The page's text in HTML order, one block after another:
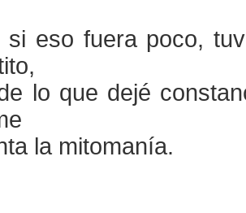
si eso fuera poco,
lo que dejé
la mitomanía.